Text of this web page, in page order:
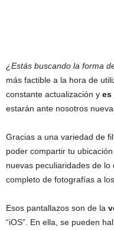
¿Estás buscando la forma
más factible a la hora de
constante actualización y es
estarán ante nosotros
Gracias a una variedad de
poder compartir tu
nuevas peculiaridades de
completo de fotografías a
Esos pantallazos son de la
“iOS”. En ella, se pueden